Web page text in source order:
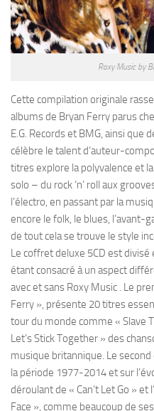
Roxy Music by
Cette compilation originale
albums de Bryan Ferry parus
E.G. Records et BMG, ainsi
célèbre le talent d’auteur-
titres explore la polyvalence et
solo – du rock ‘n’ roll aux
l’électro, en passant par la
encore le folk, le blues, l’avant-
de tout cela se trouve le style
Le coffret deluxe 5CD est
étant consacré à un aspect
avec et sans Roxy Music . Le
Ferry », présente 20 titres
tour du monde comme « Slave
Let’s Stick Together » des
musique britannique. Le
la période 1977-2014 et sur
déroulant de « Can’t Let Go »
Face », comme beaucoup de